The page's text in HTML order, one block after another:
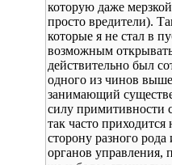
которую даже
просто вредители).
которые я не стал в
возможным
действительно был
одного из чинов
занимающий
силу примитивности
так часто
сторону разного
органов управления,